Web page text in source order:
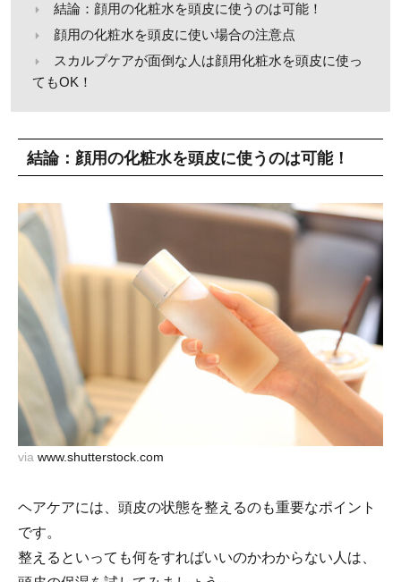
結論：顔用の化粧水を頭皮に使うのは可能！
顔用の化粧水を頭皮に使い場合の注意点
スカルプケアが面倒な人は顔用化粧水を頭皮に使っ
てもOK！
結論：顔用の化粧水を頭皮に使うのは可能！
via www.shutterstock.com
ヘアケアには、頭皮の状態を整えるのも重要なポイント
です。
整えるといっても何をすればいいのかわからない人は、